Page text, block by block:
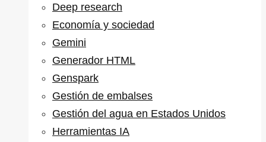
Deep research
Economía y sociedad
Gemini
Generador HTML
Genspark
Gestión de embalses
Gestión del agua en Estados Unidos
Herramientas IA